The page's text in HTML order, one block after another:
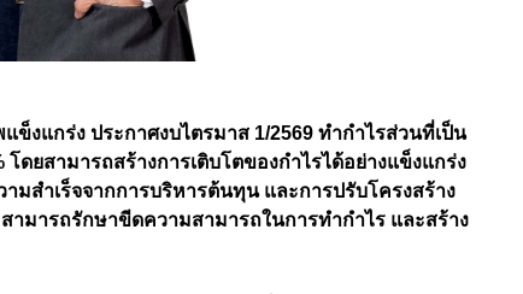
ข็งแกร่ง ประกาศงบไตรมาส 1/2569 ทำกำไรส่วนที่เป็น
โดยสามารถสร้างการเติบโตของกำไรได้อย่างแข็งแกร่ง
มสำเร็จจากการบริหารต้นทุน และการปรับโครงสร้าง
ามารถรักษาขีดความสามารถในการทำกำไร และสร้าง